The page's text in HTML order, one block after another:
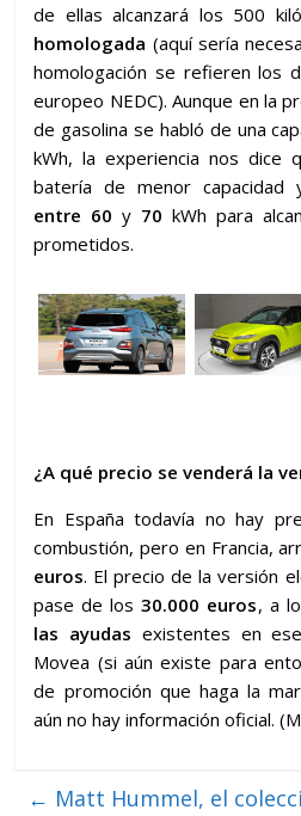
de ellas alcanzará los 500
homologada (aquí sería
homologación se refieren los
europeo NEDC). Aunque en la
de gasolina se habló de una
kWh, la experiencia nos dice
batería de menor capacidad
entre 60y 70kWh para
prometidos.
¿A qué precio se venderá la
En España todavía no hay
combustión, pero en Francia,
euros. El precio de la versión
pase de los 30.000 euros, a
las ayudas existentes en
Movea (si aún existe para
de promoción que haga la
aún no hay información oficial.
← Matt Hummel, el